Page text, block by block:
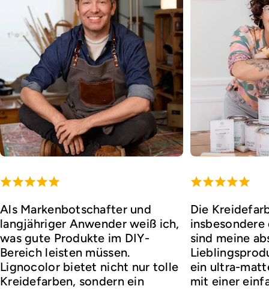
Als Markenbotschafter und
langjähriger Anwender weiß ich,
was gute Produkte im DIY-
Bereich leisten müssen.
Lignocolor bietet nicht nur tolle
Kreidefarben, sondern ein
Die
sind meine
ein ultra-
mit einer